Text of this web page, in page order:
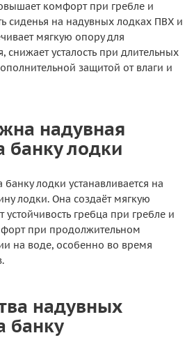
комфорт при гребле и
сиденья на надувных лодках ПВХ и
мягкую опору для
снижает усталость при длительных
защитой от влаги и
надувная
банку лодки
лодки устанавливается на
лодки. Она создаёт мягкую
устойчивость гребца при гребле и
при продолжительном
на воде, особенно во время
надувных
банку